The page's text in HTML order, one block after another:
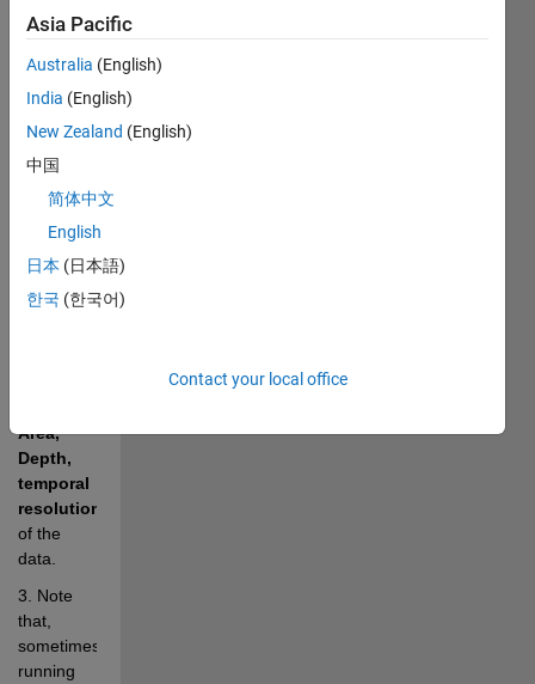
output
s
can
download
HYCOM
outputs
with this
code.
Area,
Depth,
temporal
resolution
of the
data.
3. Note
that,
sometimes
running
Asia Pacific
Australia (English)
India (English)
New Zealand (English)
中国
简体中文
English
日本 (日本語)
한국 (한국어)
Contact your local office